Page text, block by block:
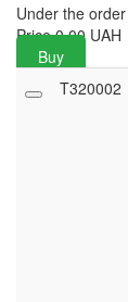
Under the order
Price 0.00 UAH
Buy
T320002